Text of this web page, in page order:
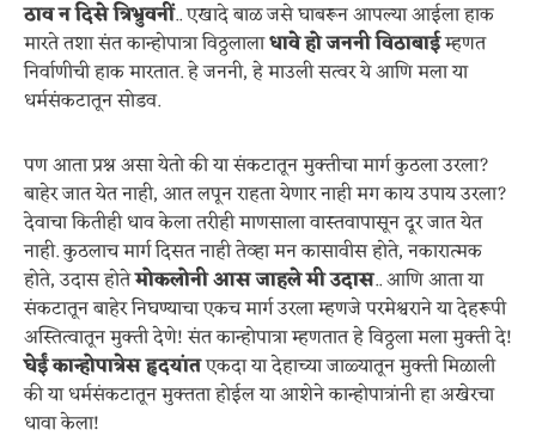
ठाव न दिसे त्रिभ्रुवनीं.. एखादे बाळ जसे घाबरून आपल्या आईला हाक
मारते तशा संत कान्होपात्रा विठ्ठलालाधावे हो जननी विठाबाईम्हणत
निर्वाणीची हाक मारतात. हे जननी, हे माउली सत्वर ये आणि मला या
धर्मसंकटातून सोडव.
पण आता प्रश्न असा येतो की या संकटातून मुक्तीचा मार्ग कुठला उरला?
बाहेर जात येत नाही, आत लपून राहता येणार नाही मग काय उपाय उरला?
देवाचा कितीही धाव केला तरीही माणसाला वास्तवापासून दूर जात येत
नाही. कुठलाच मार्ग दिसत नाही तेव्हा मन कासावीस होते, नकारात्मक
होते, उदास होतेमोकलोनी आस जाहले मी उदास.. आणि आता या
संकटातून बाहेर निघण्याचा एकच मार्ग उरला म्हणजे परमेश्वराने या देहरूपी
अस्तित्वातून मुक्ती देणे! संत कान्होपात्रा म्हणतात हे विठ्ठला मला मुक्ती दे!
घेईं कान्होपात्रेस हृदयांतएकदा या देहाच्या जाळ्यातून मुक्ती मिळाली
की या धर्मसंकटातून मुक्तता होईल या आशेने कान्होपात्रांनी हा अखेरचा
धावा केला!